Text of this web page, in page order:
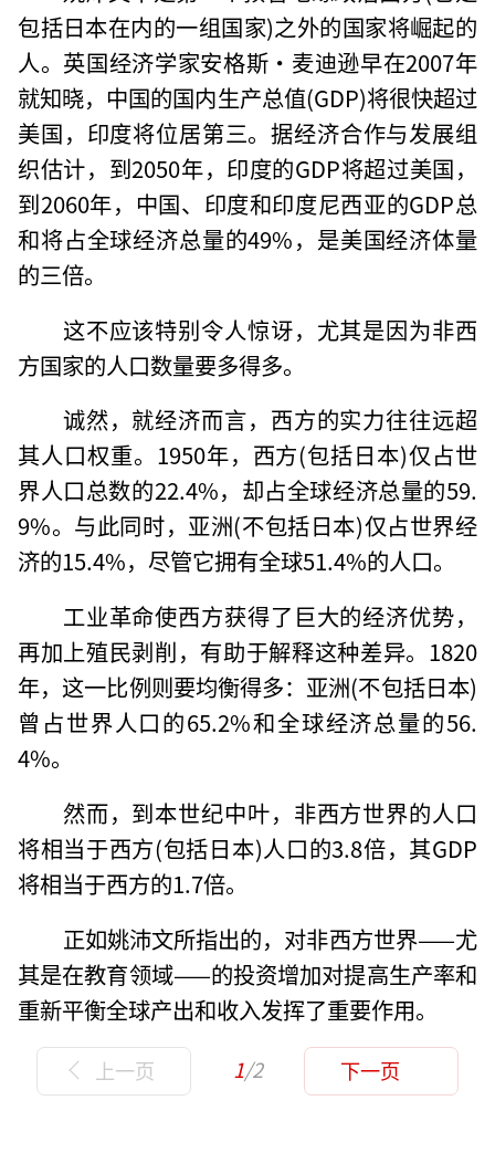
包括日本在内的一组国家)之外的国家将崛起的
人。英国经济学家安格斯·麦迪逊早在2007年
就知晓，中国的国内生产总值(GDP)将很快超过
美国，印度将位居第三。据经济合作与发展组
织估计，到2050年，印度的GDP将超过美国，
到2060年，中国、印度和印度尼西亚的GDP总
和将占全球经济总量的49%，是美国经济体量
的三倍。
这不应该特别令人惊讶，尤其是因为非西
方国家的人口数量要多得多。
诚然，就经济而言，西方的实力往往远超
其人口权重。1950年，西方(包括日本)仅占世
界人口总数的22.4%，却占全球经济总量的59.
9%。与此同时，亚洲(不包括日本)仅占世界经
济的15.4%，尽管它拥有全球51.4%的人口。
工业革命使西方获得了巨大的经济优势，
再加上殖民剥削，有助于解释这种差异。1820
年，这一比例则要均衡得多：亚洲(不包括日本)
曾占世界人口的65.2%和全球经济总量的56.
4%。
然而，到本世纪中叶，非西方世界的人口
将相当于西方(包括日本)人口的3.8倍，其GDP
将相当于西方的1.7倍。
正如姚沛文所指出的，对非西方世界——尤
其是在教育领域——的投资增加对提高生产率和
重新平衡全球产出和收入发挥了重要作用。
上一页 1/2 下一页